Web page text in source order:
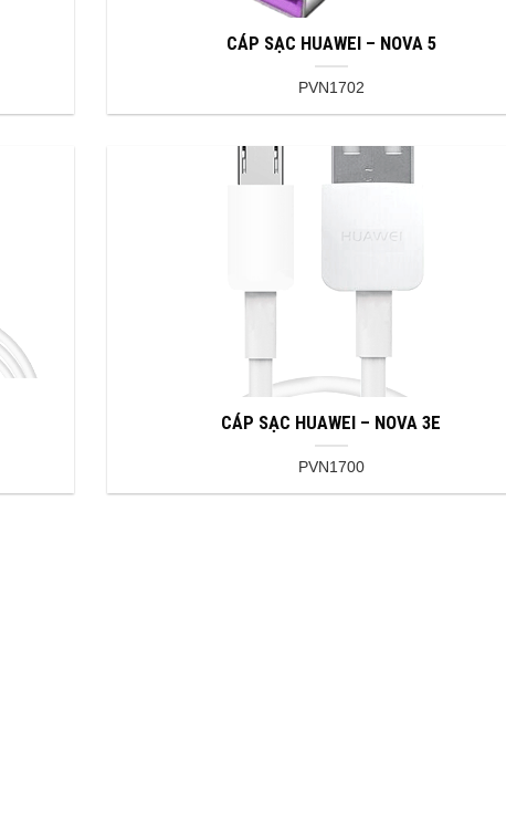
CÁP SẠC HUAWEI – NOVA 5
PVN1702
CÁP SẠC HUAWEI – NOVA 3E
PVN1700